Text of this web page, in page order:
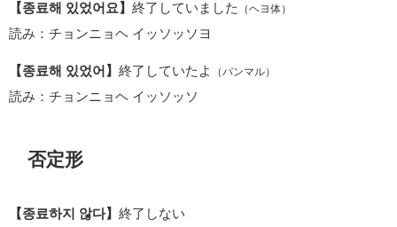
【종료해 있었어요】 終了していました （ヘヨ体）
読み：チョンニョヘ イッソッソヨ
【종료해 있었어】 終了していたよ （パンマル）
読み：チョンニョヘ イッソッソ
否定形
【종료하지 않다】 終了しない